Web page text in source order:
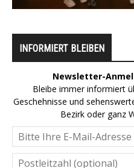
INFORMIERT BLEIBEN
Newsletter-
Bleibe immer informiert
Geschehnisse und
Bezirk oder ganz